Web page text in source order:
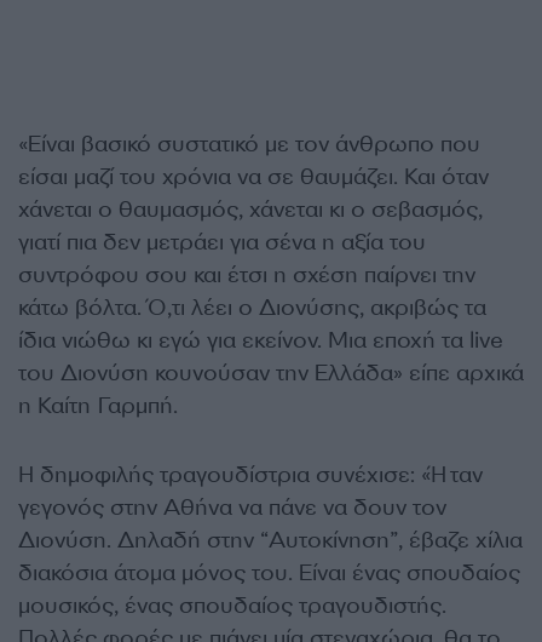
«Είναι βασικό συστατικό με τον άνθρωπο που
είσαι μαζί του χρόνια να σε θαυμάζει. Και όταν
χάνεται ο θαυμασμός, χάνεται κι ο σεβασμός,
γιατί πια δεν μετράει για σένα η αξία του
συντρόφου σου και έτσι η σχέση παίρνει την
κάτω βόλτα. Ό,τι λέει ο Διονύσης, ακριβώς τα
ίδια νιώθω κι εγώ για εκείνον. Μια εποχή τα live
του Διονύση κουνούσαν την Ελλάδα» είπε αρχικά
η Καίτη Γαρμπή.
Η δημοφιλής τραγουδίστρια συνέχισε: «Ήταν
γεγονός στην Αθήνα να πάνε να δουν τον
Διονύση. Δηλαδή στην “Αυτοκίνηση”, έβαζε χίλια
διακόσια άτομα μόνος του. Είναι ένας σπουδαίος
μουσικός, ένας σπουδαίος τραγουδιστής.